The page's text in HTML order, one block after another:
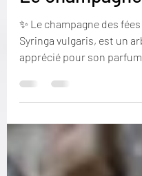
2 avr.
2 min de lecture
Le
✨ Le champagne des fées
Syringa vulgaris, est un
beauté En plus de sa
les pollinisateurs,
également amoureux de